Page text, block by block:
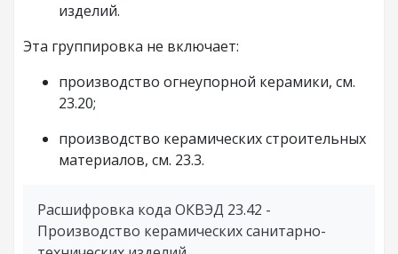
изделий.
Эта группировка не включает:
производство огнеупорной керамики, см.
23.20;
производство керамических строительных
материалов, см. 23.3.
Расшифровка кода ОКВЭД 23.42 -
Производство керамических санитарно-